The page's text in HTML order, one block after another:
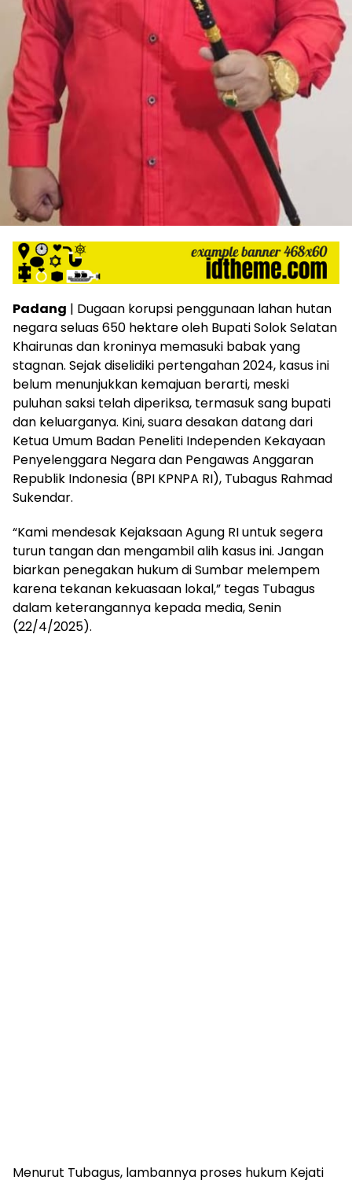
Padang | Dugaan korupsi penggunaan lahan hutan
negara seluas 650 hektare oleh Bupati Solok Selatan
Khairunas dan kroninya memasuki babak yang
stagnan. Sejak diselidiki pertengahan 2024, kasus ini
belum menunjukkan kemajuan berarti, meski
puluhan saksi telah diperiksa, termasuk sang bupati
dan keluarganya. Kini, suara desakan datang dari
Ketua Umum Badan Peneliti Independen Kekayaan
Penyelenggara Negara dan Pengawas Anggaran
Republik Indonesia (BPI KPNPA RI), Tubagus Rahmad
Sukendar.
“Kami mendesak Kejaksaan Agung RI untuk segera
turun tangan dan mengambil alih kasus ini. Jangan
biarkan penegakan hukum di Sumbar melempem
karena tekanan kekuasaan lokal,” tegas Tubagus
dalam keterangannya kepada media, Senin
(22/4/2025).
Menurut Tubagus, lambannya proses hukum Kejati